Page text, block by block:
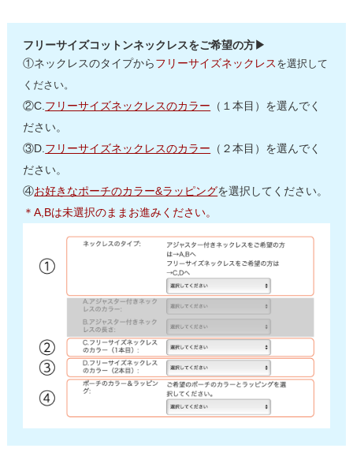
フリーサイズコットンネックレスをご希望の方▶
①ネックレスのタイプから フリーサイズネックレス を選択して
ください。
②C. フリーサイズネックレスのカラー （１本目）を選んでく
ださい。
③D. フリーサイズネックレスのカラー （２本目）を選んでく
ださい。
④お好きなポーチのカラー&ラッピングを選択してください。
＊A,Bは未選択のままお進みください。